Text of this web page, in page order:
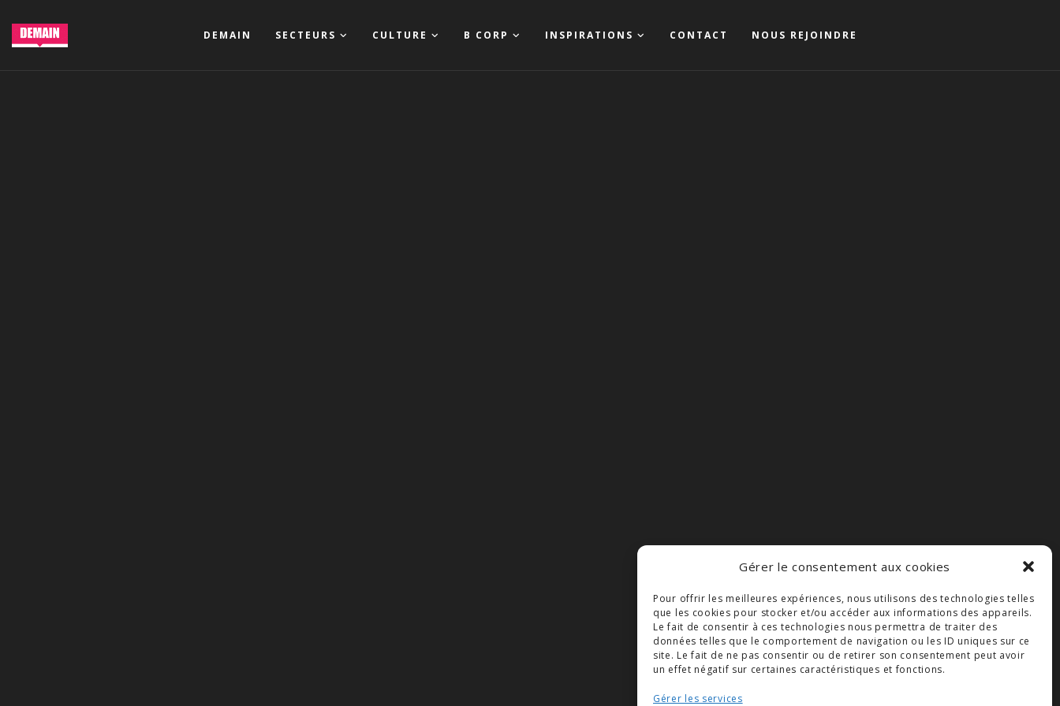
Gérer le consentement aux cookies
Pour offrir les meilleures expériences, nous utilisons des technologies telles
que les cookies pour stocker et/ou accéder aux informations des appareils.
Le fait de consentir à ces technologies nous permettra de traiter des
données telles que le comportement de navigation ou les ID uniques sur ce
site. Le fait de ne pas consentir ou de retirer son consentement peut avoir
un effet négatif sur certaines caractéristiques et fonctions.
Gérer les services
DEMAIN SECTEURS CULTURE B CORP INSPIRATIONS CONTACT NOUS REJOINDRE